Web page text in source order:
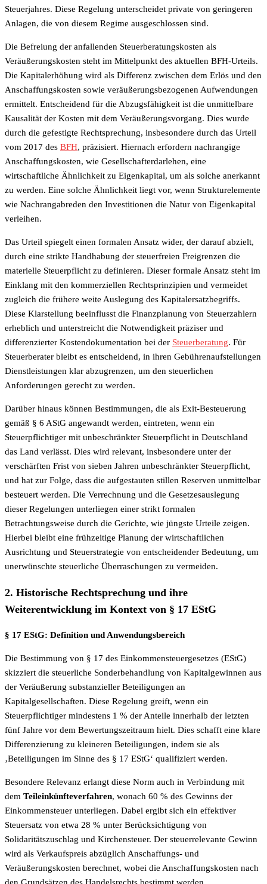
Steuerjahres. Diese Regelung unterscheidet private von geringeren
Anlagen, die von diesem Regime ausgeschlossen sind.
Die Befreiung der anfallenden Steuerberatungskosten als
Veräußerungskosten steht im Mittelpunkt des aktuellen BFH-Urteils.
Die Kapitalerhöhung wird als Differenz zwischen dem Erlös und den
Anschaffungskosten sowie veräußerungsbezogenen Aufwendungen
ermittelt. Entscheidend für die Abzugsfähigkeit ist die unmittelbare
Kausalität der Kosten mit dem Veräußerungsvorgang. Dies wurde
durch die gefestigte Rechtsprechung, insbesondere durch das Urteil
vom 2017 des BFH, präzisiert. Hiernach erfordern nachrangige
Anschaffungskosten, wie Gesellschafterdarlehen, eine
wirtschaftliche Ähnlichkeit zu Eigenkapital, um als solche anerkannt
zu werden. Eine solche Ähnlichkeit liegt vor, wenn Strukturelemente
wie Nachrangabreden den Investitionen die Natur von Eigenkapital
verleihen.
Das Urteil spiegelt einen formalen Ansatz wider, der darauf abzielt,
durch eine strikte Handhabung der steuerfreien Freigrenzen die
materielle Steuerpflicht zu definieren. Dieser formale Ansatz steht im
Einklang mit den kommerziellen Rechtsprinzipien und vermeidet
zugleich die frühere weite Auslegung des Kapitalersatzbegriffs.
Diese Klarstellung beeinflusst die Finanzplanung von Steuerzahlern
erheblich und unterstreicht die Notwendigkeit präziser und
differenzierter Kostendokumentation bei der Steuerberatung. Für
Steuerberater bleibt es entscheidend, in ihren Gebührenaufstellungen
Dienstleistungen klar abzugrenzen, um den steuerlichen
Anforderungen gerecht zu werden.
Darüber hinaus können Bestimmungen, die als Exit-Besteuerung
gemäß § 6 AStG angewandt werden, eintreten, wenn ein
Steuerpflichtiger mit unbeschränkter Steuerpflicht in Deutschland
das Land verlässt. Dies wird relevant, insbesondere unter der
verschärften Frist von sieben Jahren unbeschränkter Steuerpflicht,
und hat zur Folge, dass die aufgestauten stillen Reserven unmittelbar
besteuert werden. Die Verrechnung und die Gesetzesauslegung
dieser Regelungen unterliegen einer strikt formalen
Betrachtungsweise durch die Gerichte, wie jüngste Urteile zeigen.
Hierbei bleibt eine frühzeitige Planung der wirtschaftlichen
Ausrichtung und Steuerstrategie von entscheidender Bedeutung, um
unerwünschte steuerliche Überraschungen zu vermeiden.
2. Historische Rechtsprechung und ihre
Weiterentwicklung im Kontext von § 17 EStG
§ 17 EStG: Definition und Anwendungsbereich
Die Bestimmung von § 17 des Einkommensteuergesetzes (EStG)
skizziert die steuerliche Sonderbehandlung von Kapitalgewinnen aus
der Veräußerung substanzieller Beteiligungen an
Kapitalgesellschaften. Diese Regelung greift, wenn ein
Steuerpflichtiger mindestens 1 % der Anteile innerhalb der letzten
fünf Jahre vor dem Bewertungszeitraum hielt. Dies schafft eine klare
Differenzierung zu kleineren Beteiligungen, indem sie als
‚Beteiligungen im Sinne des § 17 EStG‘ qualifiziert werden.
Besondere Relevanz erlangt diese Norm auch in Verbindung mit
dem Teileinkünfteverfahren, wonach 60 % des Gewinns der
Einkommensteuer unterliegen. Dabei ergibt sich ein effektiver
Steuersatz von etwa 28 % unter Berücksichtigung von
Solidaritätszuschlag und Kirchensteuer. Der steuerrelevante Gewinn
wird als Verkaufspreis abzüglich Anschaffungs- und
Veräußerungskosten berechnet, wobei die Anschaffungskosten nach